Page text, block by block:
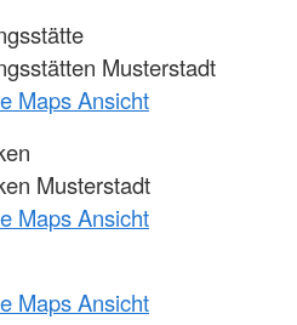
Musterstadt
Maps Ansicht
Musterstadt
Maps Ansicht
Maps Ansicht